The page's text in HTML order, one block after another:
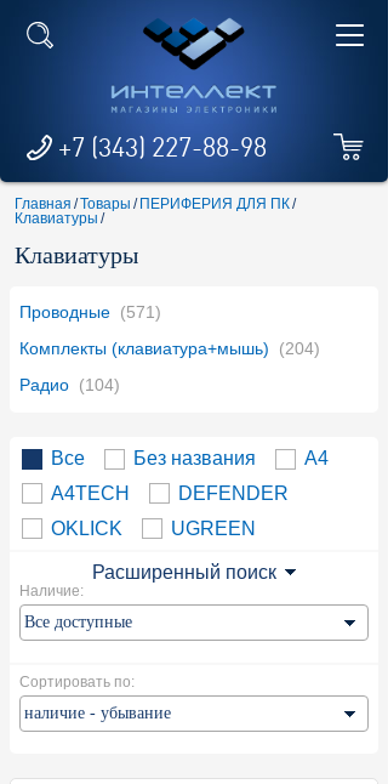
+7 (343) 227-88-98
Главная /Товары / ПЕРИФЕРИЯ ДЛЯ ПК/
Клавиатуры /
Клавиатуры
Проводные (571)
Комплекты (клавиатура+мышь)
(204)
Радио (104)
Все Без названия
A4
A4TECH
DEFENDER
OKLICK
UGREEN
Расширенный поиск
Наличие:
Сортировать по: